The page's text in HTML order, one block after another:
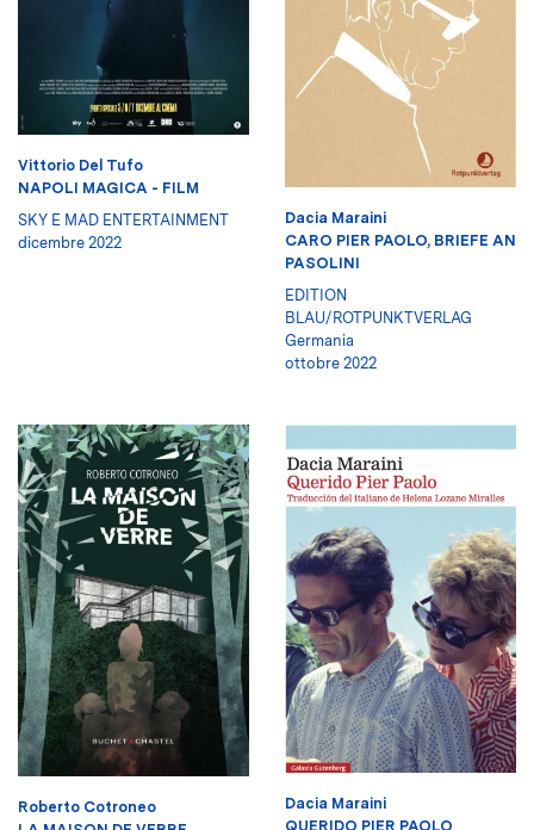
Vittorio Del Tufo
NAPOLI MAGICA - FILM
SKY E MAD ENTERTAINMENT
dicembre 2022
Dacia Maraini
CARO PIER PAOLO, BRIEFE AN
PASOLINI
EDITION
BLAU/ROTPUNKTVERLAG
Germania
ottobre 2022
Roberto Cotroneo
Dacia Maraini
QUERIDO PIER PAOLO